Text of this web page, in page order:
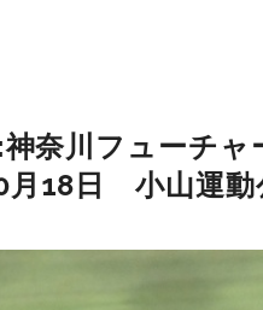
奈川フューチャ
月18日 小山運動